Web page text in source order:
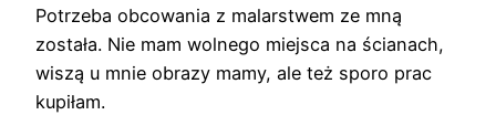
Potrzeba obcowania z malarstwem ze mną
została. Nie mam wolnego miejsca na ścianach,
wiszą u mnie obrazy mamy, ale też sporo prac
kupiłam.